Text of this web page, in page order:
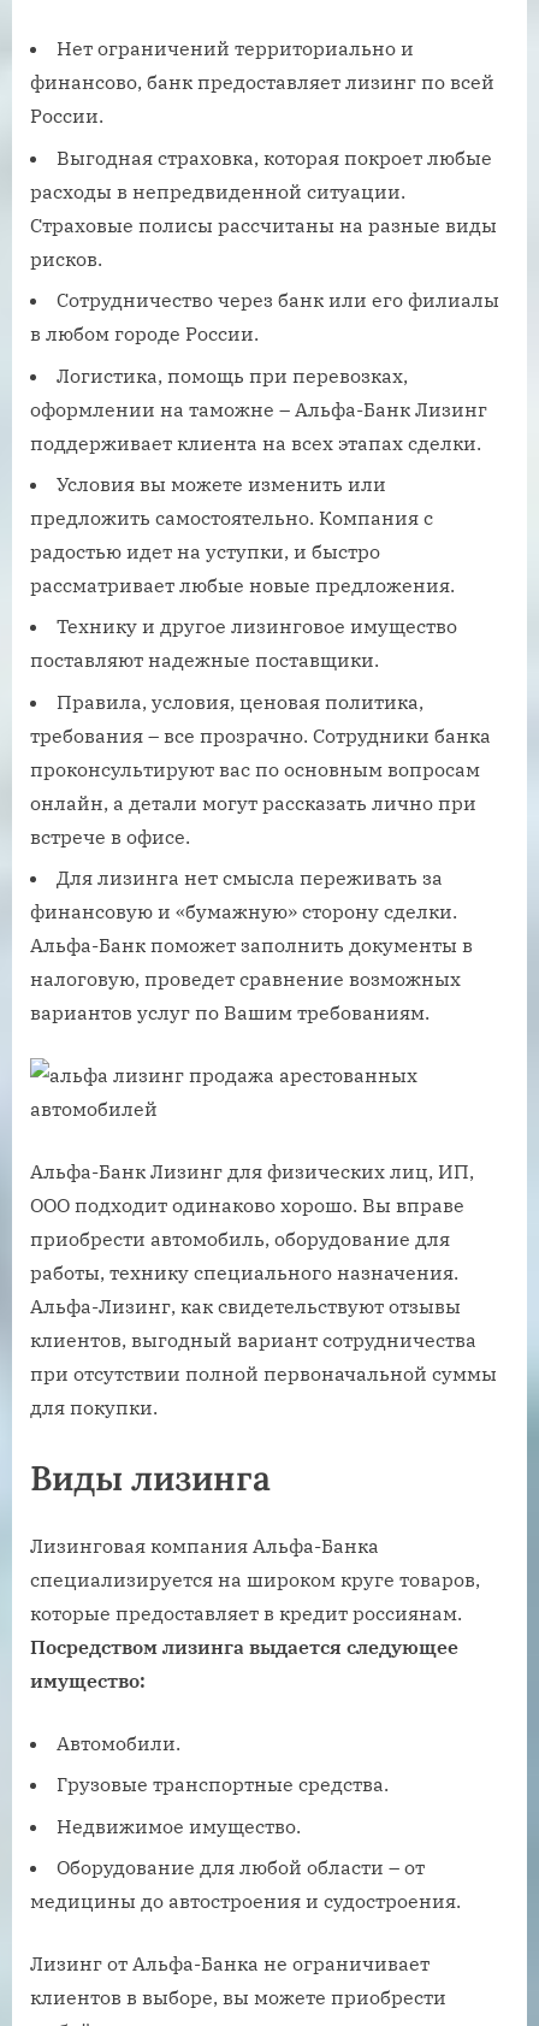
Нет ограничений территориально и
финансово, банк предоставляет лизинг по всей
России.
Выгодная страховка, которая покроет любые
расходы в непредвиденной ситуации.
Страховые полисы рассчитаны на разные виды
рисков.
Сотрудничество через банк или его филиалы
в любом городе России.
Логистика, помощь при перевозках,
оформлении на таможне – Альфа-Банк Лизинг
поддерживает клиента на всех этапах сделки.
Условия вы можете изменить или
предложить самостоятельно. Компания с
радостью идет на уступки, и быстро
рассматривает любые новые предложения.
Технику и другое лизинговое имущество
поставляют надежные поставщики.
Правила, условия, ценовая политика,
требования – все прозрачно. Сотрудники банка
проконсультируют вас по основным вопросам
онлайн, а детали могут рассказать лично при
встрече в офисе.
Для лизинга нет смысла переживать за
финансовую и «бумажную» сторону сделки.
Альфа-Банк поможет заполнить документы в
налоговую, проведет сравнение возможных
вариантов услуг по Вашим требованиям.
Альфа-Банк Лизинг для физических лиц, ИП,
ООО подходит одинаково хорошо. Вы вправе
приобрести автомобиль, оборудование для
работы, технику специального назначения.
Альфа-Лизинг, как свидетельствуют отзывы
клиентов, выгодный вариант сотрудничества
при отсутствии полной первоначальной суммы
для покупки.
Виды лизинга
Лизинговая компания Альфа-Банка
специализируется на широком круге товаров,
которые предоставляет в кредит россиянам.
Посредством лизинга выдается следующее
имущество:
Автомобили.
Грузовые транспортные средства.
Недвижимое имущество.
Оборудование для любой области – от
медицины до автостроения и судостроения.
Лизинг от Альфа-Банка не ограничивает
клиентов в выборе, вы можете приобрести